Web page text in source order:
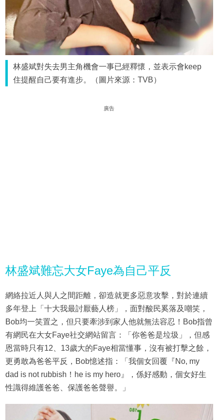
林盛斌對失去男主角機會一事已經釋懷，並表示會keep
住提醒自己要有進步。（圖片來源：TVB）
廣告
林盛斌難忘大女Faye為自己平反
網絡拉近人與人之間距離，卻造就更多惡意攻擊，對於連續
多年登上「十大我最討厭藝人榜」，面對酸民奚落及嘲笑，
Bob均一笑置之，但只要牽涉到家人他就無法容忍！Bob指曾
有網民在大女Faye社交網站留言：「你爸爸是垃圾」，但感
恩當時只有12、13歲大的Faye相當懂事，沒有被打擊之餘，
更勇敢為爸爸平反，Bob憶述指：「我個女回覆『No, my
dad is not rubbish！he is my hero』，係好感動，個女好生
性識得維護爸爸、保護爸爸聲譽。」